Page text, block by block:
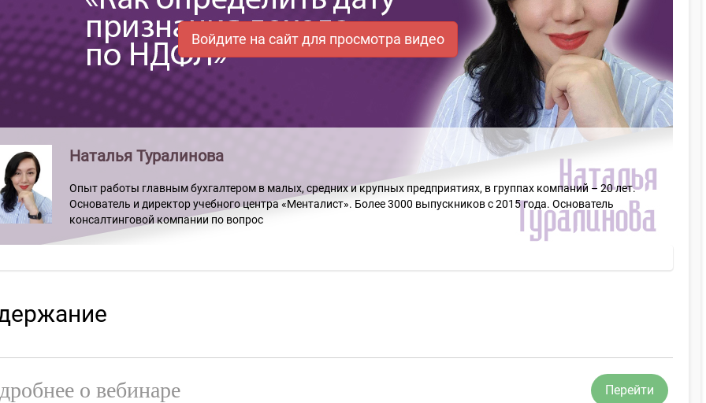
Войдите на сайт для просмотра видео
Наталья Туралинова
Опыт работы главным бухгалтером в малых, средних и крупных предприятиях, в группах компаний – 20 лет.
Основатель и директор учебного центра «Менталист». Более 3000 выпускников с 2015 года. Основатель
консалтинговой компании по вопрос
о вебинаре Перейти